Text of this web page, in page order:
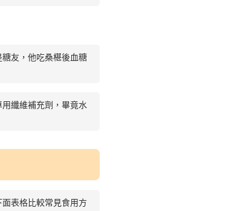
友，他吃桑椹後血糖
纖維補充劑，畢竟水
表格比較常見食用方